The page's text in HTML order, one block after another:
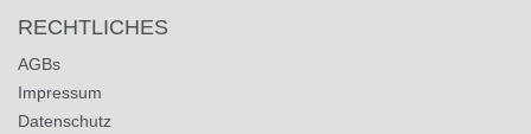
RECHTLICHES
AGBs
Impressum
Datenschutz